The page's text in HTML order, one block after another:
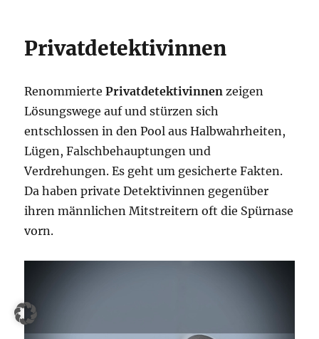
Privatdetektivinnen
RenommiertePrivatdetektivinnen zeigen
Lösungswege auf und stürzen sich
entschlossen in den Pool aus Halbwahrheiten,
Lügen, Falschbehauptungen und
Verdrehungen. Es geht um gesicherte Fakten.
Da haben private Detektivinnen gegenüber
ihren männlichen Mitstreitern oft die Spürnase
vorn.